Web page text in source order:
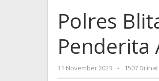
Polres
Penderita
11 November 2023
oleh
Adhis
- 1507 Dilihat